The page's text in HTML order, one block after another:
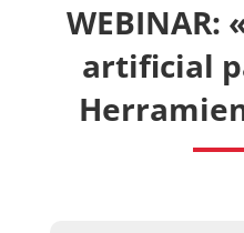
WEBINAR:
artificial